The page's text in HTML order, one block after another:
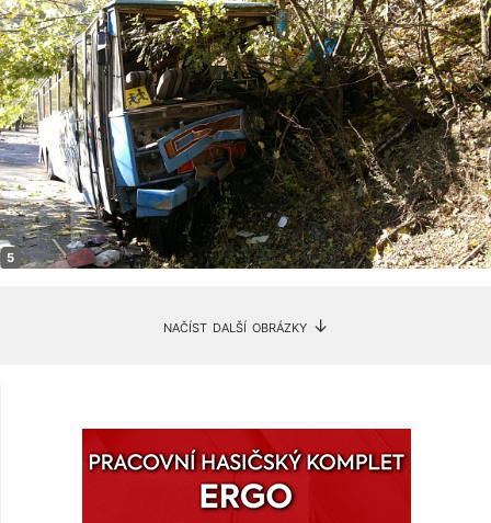
načíst další obrázky ↓